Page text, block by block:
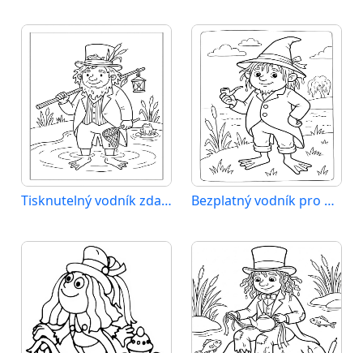
Tisknutelný vodník zdarma Bezplatný vodník pro děti